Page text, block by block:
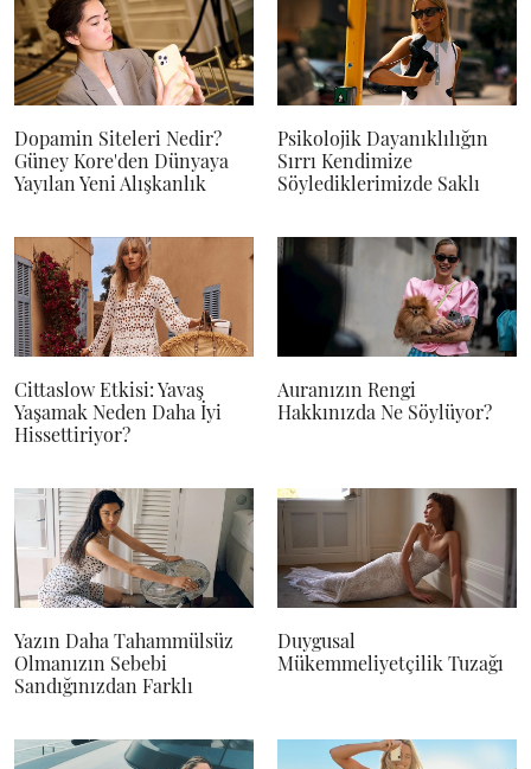
Dopamin Siteleri Nedir?
Güney Kore'den Dünyaya
Yayılan Yeni Alışkanlık
Psikolojik Dayanıklılığın
Sırrı Kendimize
Söylediklerimizde Saklı
Cittaslow Etkisi: Yavaş
Yaşamak Neden Daha İyi
Hissettiriyor?
Auranızın Rengi
Hakkınızda Ne Söylüyor?
Yazın Daha Tahammülsüz
Olmanızın Sebebi
Sandığınızdan Farklı
Duygusal
Mükemmeliyetçilik Tuzağı